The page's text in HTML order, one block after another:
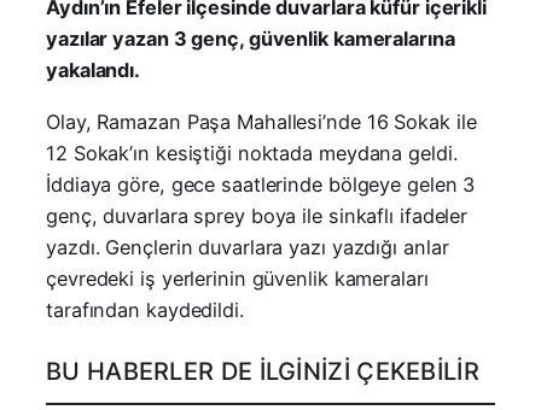
Aydın’ın Efeler ilçesinde duvarlara küfür içerikli
yazılar yazan 3 genç, güvenlik kameralarına
yakalandı.
Olay, Ramazan Paşa Mahallesi’nde 16 Sokak ile
12 Sokak’ın kesiştiği noktada meydana geldi.
İddiaya göre, gece saatlerinde bölgeye gelen 3
genç, duvarlara sprey boya ile sinkaflı ifadeler
yazdı. Gençlerin duvarlara yazı yazdığı anlar
çevredeki iş yerlerinin güvenlik kameraları
tarafından kaydedildi.
BU HABERLER DE İLGINIZI ÇEKEBILIR